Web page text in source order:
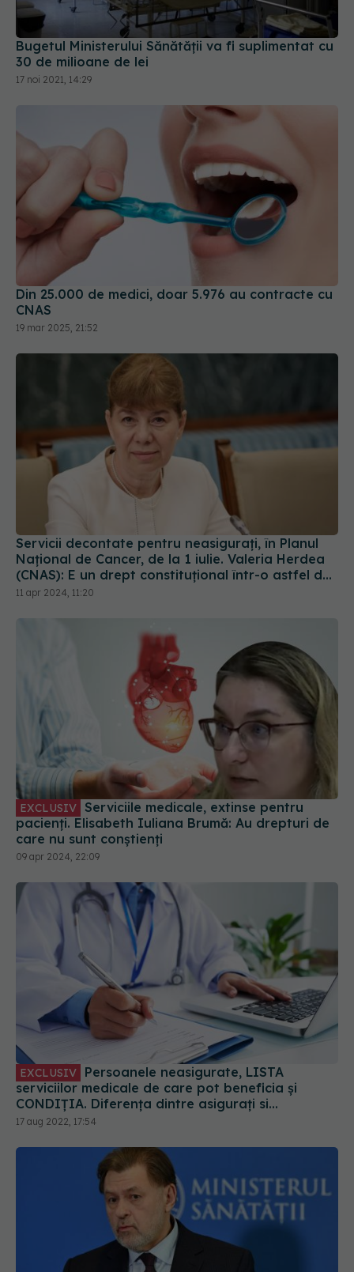
Bugetul Ministerului Sănătății va fi suplimentat cu
30 de milioane de lei
17 noi 2021, 14:29
Din 25.000 de medici, doar 5.976 au contracte cu
CNAS
19 mar 2025, 21:52
Servicii decontate pentru neasiguraţi, în Planul
Naţional de Cancer, de la 1 iulie. Valeria Herdea
(CNAS): E un drept constituţional într-o astfel de
boală. Nu e normal să moară atâţia oameni
11 apr 2024, 11:20
EXCLUSIV
pacienți. Elisabeth Iuliana Brumă: Au drepturi de
care nu sunt conștienți
09 apr 2024, 22:09
EXCLUSIV
serviciilor medicale de care pot beneficia și
CONDIȚIA. Diferența dintre asigurați si
neasigurați. CNAS: 50 de lei pe persoană pe an
17 aug 2022, 17:54